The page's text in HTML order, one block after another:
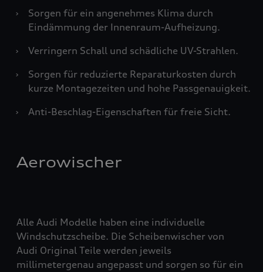
›
Sorgen für ein angenehmes Klima durch
Eindämmung der Innenraum-Aufheizung.
›
Verringern Schall und schädliche UV-Strahlen.
›
Sorgen für reduzierte Reparaturkosten durch
kurze Montagezeiten und hohe Passgenauigkeit.
›
Anti-Beschlag-Eigenschaften für freie Sicht.
Aerowischer
Alle Audi Modelle haben eine individuelle
Windschutzscheibe. Die Scheibenwischer von
Audi Original Teile werden jeweils
millimetergenau angepasst und sorgen so für ein